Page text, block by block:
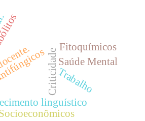
Criticidade
linguístico
Saúde Mental
Fitoquímicos
Trabalho